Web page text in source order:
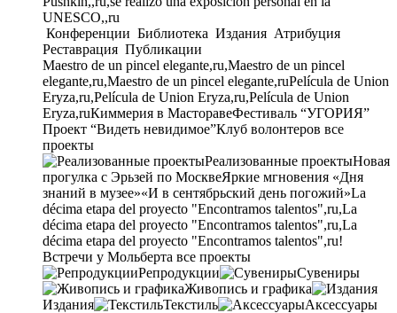
UNESCO,,ru
Конференции Библиотека Издания Атрибуция
Реставрация Публикации
Maestro de un pincel elegante,ru,Maestro de un pincel
elegante,ru,Maestro de un pincel elegante,ruPelícula de Union
Eryza,ru,Película de Union Eryza,ru,Película de Union
Eryza,ruКиммерия в МасторавеФестиваль “УГОРИЯ”
Проект “Видеть невидимое”Клуб волонтеров все
проекты
Реализованные проектыНовая
прогулка с Эрьзей по МосквеЯркие мгновения «Дня
знаний в музее»«И в сентябрьский день погожий»La
décima etapa del proyecto "Encontramos talentos",ru,La
décima etapa del proyecto "Encontramos talentos",ru,La
décima etapa del proyecto "Encontramos talentos",ru!
Встречи у Мольберта все проекты
Репродукции
Сувениры
Живопись и графика
Издания
Текстиль Аксессуары